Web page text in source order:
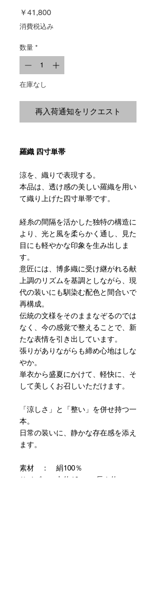
￥41,800価
消費税込み
数量 *
在庫なし
再入荷通知をリクエスト
羅織 四寸単帯
涼を、織りで表現する。
本品は、透け感の美しい羅織を用い
て織り上げた四寸単帯です。
経糸の間隔を活かした独特の構造に
より、光と風を柔らかく通し、見た
目にも軽やかな印象を生み出しま
す。
意匠には、博多織に受け継がれる献
上調のリズムを基調としながら、現
代の装いにも馴染む配色と間合いで
再構成。
伝統の文様をそのままなぞるのでは
なく、今の感覚で整えることで、新
たな表情を引き出しています。
張りがありながらも締め心地はしな
やか。
単衣から盛夏にかけて、軽快に、そ
して美しくお召しいただけます。
「涼しさ」と「整い」を併せ持つ一
本。
日常の装いに、静かな存在感を添え
ます。
素材 ： 絹100％
サイズ： 巾約16cm 長さ約